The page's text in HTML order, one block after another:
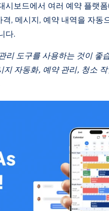
시보드에서 여러 예약 플랫
, 메시지, 예약 내역을 자동
다.
리 도구를 사용하는 것이 좋
자동화, 예약 관리, 청소